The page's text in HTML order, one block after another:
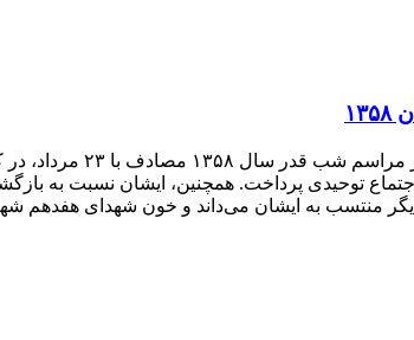
آیت‌الله
توحیدی پرداخت. همچنین، ایشان نسبت به
منتسب به ایشان می‌داند و خون شهدای هفدهم